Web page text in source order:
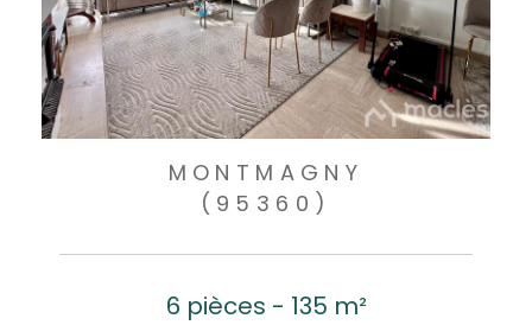
MONTMAGNY
(95360)
6 pièces - 135 m²